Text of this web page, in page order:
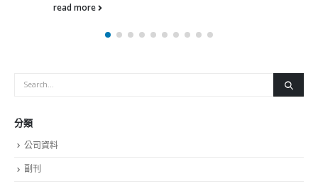
read more
分類
公司資料
副刊